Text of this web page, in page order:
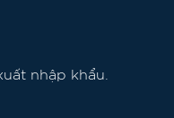
nhập khẩu.